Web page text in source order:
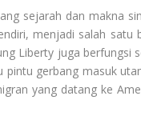
sejarah dan makna
menjadi salah satu
Liberty juga
pintu gerbang masuk
yang datang ke